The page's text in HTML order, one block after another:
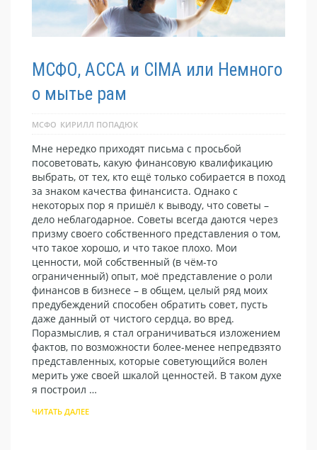
МСФО, ACCA и CIMA или Немного
о мытье рам
МСФО КИРИЛЛ ПОПАДЮК
Мне нередко приходят письма с просьбой
посоветовать, какую финансовую квалификацию
выбрать, от тех, кто ещё только собирается в поход
за знаком качества финансиста. Однако с
некоторых пор я пришёл к выводу, что советы –
дело неблагодарное. Советы всегда даются через
призму своего собственного представления о том,
что такое хорошо, и что такое плохо. Мои
ценности, мой собственный (в чём-то
ограниченный) опыт, моё представление о роли
финансов в бизнесе – в общем, целый ряд моих
предубеждений способен обратить совет, пусть
даже данный от чистого сердца, во вред.
Поразмыслив, я стал ограничиваться изложением
фактов, по возможности более-менее непредвзято
представленных, которые советующийся волен
мерить уже своей шкалой ценностей. В таком духе
я построил …
ЧИТАТЬ ДАЛЕЕ